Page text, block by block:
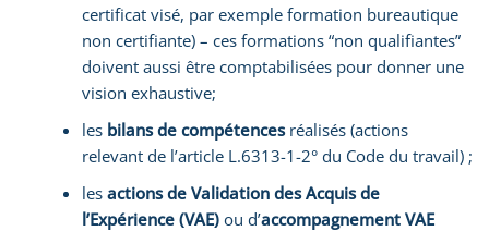
certificat visé, par exemple formation bureautique
non certifiante) – ces formations “non qualifiantes”
doivent aussi être comptabilisées pour donner une
vision exhaustive;
les bilans de compétencesréalisés (actions
relevant de l’article L.6313-1-2° du Code du travail) ;
les actions de Validation des Acquis de
l’Expérience (VAE) ou d’accompagnement VAE